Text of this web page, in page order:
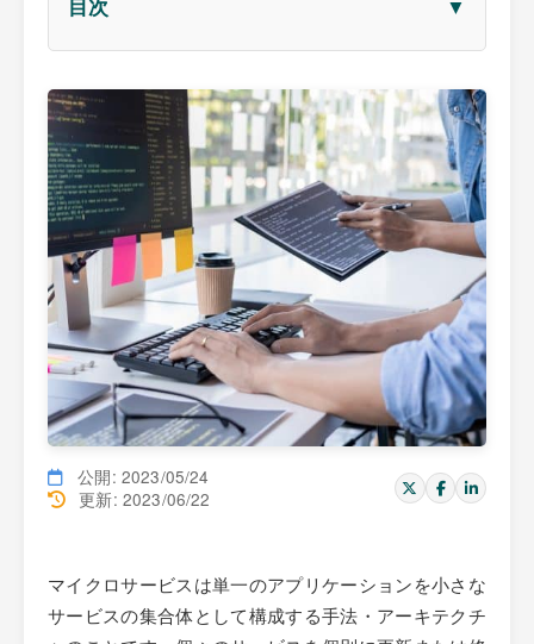
目次 ▼
公開: 2023/05/24
更新: 2023/06/22
マイクロサービスは単一のアプリケーションを小さな
サービスの集合体として構成する手法・アーキテクチ